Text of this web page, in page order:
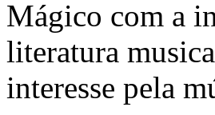
Mágico com a
literatura
interesse pela